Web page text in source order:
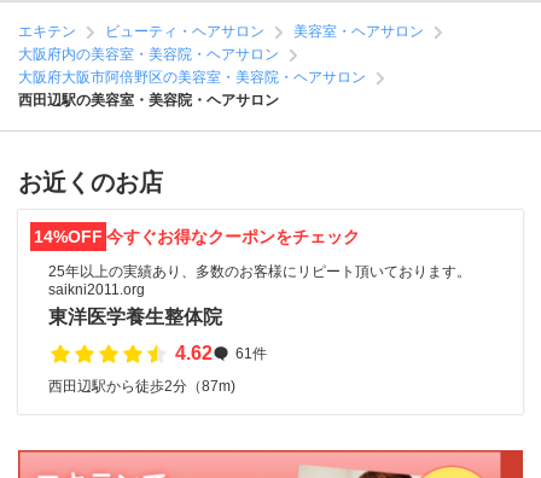
エキテン ビューティ・ヘアサロン
美容室・ヘアサロン
大阪府内の美容室・美容院・ヘアサロン
大阪府大阪市阿倍野区の美容室・美容院・ヘアサロン
西田辺駅の美容室・美容院・ヘアサロン
お近くのお店
14%OFF 今すぐお得なクーポンをチェック
25年以上の実績あり、多数のお客様にリピート頂いております。
saikni2011.org
東洋医学養生整体院
4.62
61件
西田辺駅から徒歩2分（87m)